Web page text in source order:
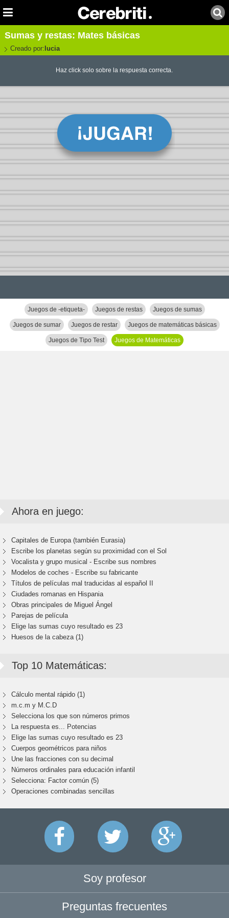
Sumas y restas: Mates básicas
Creado por: lucia
Haz click solo sobre la respuesta correcta.
Juegos de -etiqueta- Juegos de restas Juegos de sumas
Juegos de sumar Juegos de restar Juegos de matemáticas básicas
Juegos de Tipo Test Juegos de Matemáticas
Ahora en juego:
Capitales de Europa (también Eurasia)
Escribe los planetas según su proximidad con el Sol
Vocalista y grupo musical - Escribe sus nombres
Modelos de coches - Escribe su fabricante
Títulos de películas mal traducidas al español II
Ciudades romanas en Hispania
Obras principales de Miguel Ángel
Parejas de película
Elige las sumas cuyo resultado es 23
Huesos de la cabeza (1)
Top 10 Matemáticas:
Cálculo mental rápido (1)
m.c.m y M.C.D
Selecciona los que son números primos
La respuesta es... Potencias
Elige las sumas cuyo resultado es 23
Cuerpos geométricos para niños
Une las fracciones con su decimal
Números ordinales para educación infantil
Selecciona: Factor común (5)
Operaciones combinadas sencillas
Soy profesor
Preguntas frecuentes